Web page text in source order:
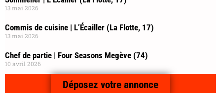
13 mai 2026
Commis de cuisine | L’Écailler (La Flotte, 17)
13 mai 2026
Chef de partie | Four Seasons Megève (74)
10 avril 2026
Déposez votre annonce